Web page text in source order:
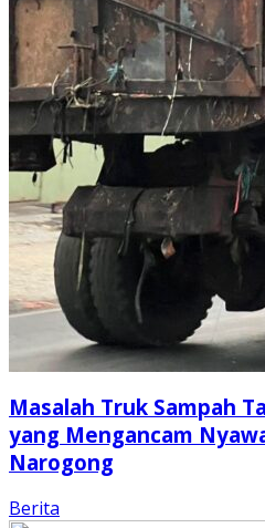
Masalah Truk Sampah
yang Mengancam
Narogong
Berita